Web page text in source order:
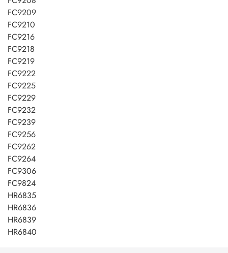
FC9209
FC9210
FC9216
FC9218
FC9219
FC9222
FC9225
FC9229
FC9232
FC9239
FC9256
FC9262
FC9264
FC9306
FC9824
HR6835
HR6836
HR6839
HR6840